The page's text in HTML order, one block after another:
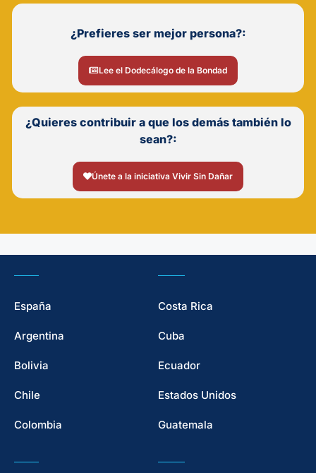
¿Prefieres ser mejor persona?:
Lee el Dodecálogo de la Bondad
¿Quieres contribuir a que los demás también lo
sean?:
Únete a la iniciativa Vivir Sin Dañar
España
Argentina
Bolivia
Chile
Colombia
Costa Rica
Cuba
Ecuador
Estados Unidos
Guatemala